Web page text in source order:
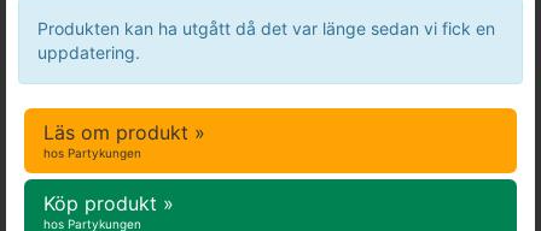
Produkten kan ha utgått då det var länge sedan vi fick en
uppdatering.
Läs om produkt »
hos Partykungen
Köp produkt »
hos Partykungen